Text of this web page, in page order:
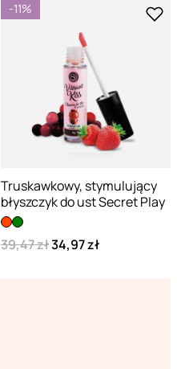
-11%
Truskawkowy, stymulujący
błyszczyk do ust Secret Play
39,47 zł34,97 zł